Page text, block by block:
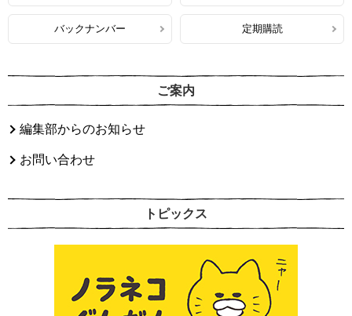
バックナンバー 定期購読
ご案内
編集部からのお知らせ
お問い合わせ
トピックス